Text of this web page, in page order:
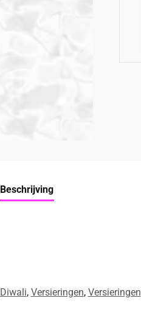
Beschrijving
Diwali, Versieringen, Versieringen